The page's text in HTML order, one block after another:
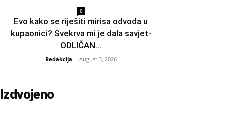
0
Evo kako se riješiti mirisa odvoda u
kupaonici? Svekrva mi je dala savjet-
ODLIČAN...
Redakcija - August 3, 2026
Izdvojeno